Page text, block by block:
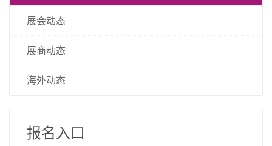
展会动态
展商动态
海外动态
报名入口